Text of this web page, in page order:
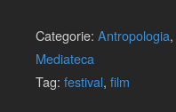
Categorie: Antropologia,
Mediateca
Tag: festival, film